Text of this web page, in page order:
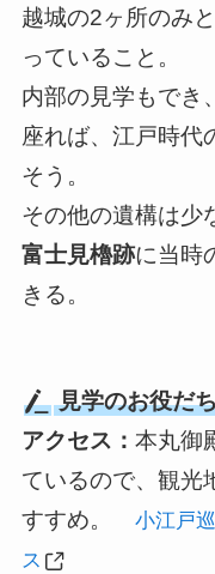
越城の2ヶ所のみ
っていること。
内部の見学もでき
座れば、江戸時代
そう。
その他の遺構は少
富士見櫓跡に当時
きる。
見学のお役だ
アクセス： 本丸御
ているので、観光
すすめ。 小江戸
ス